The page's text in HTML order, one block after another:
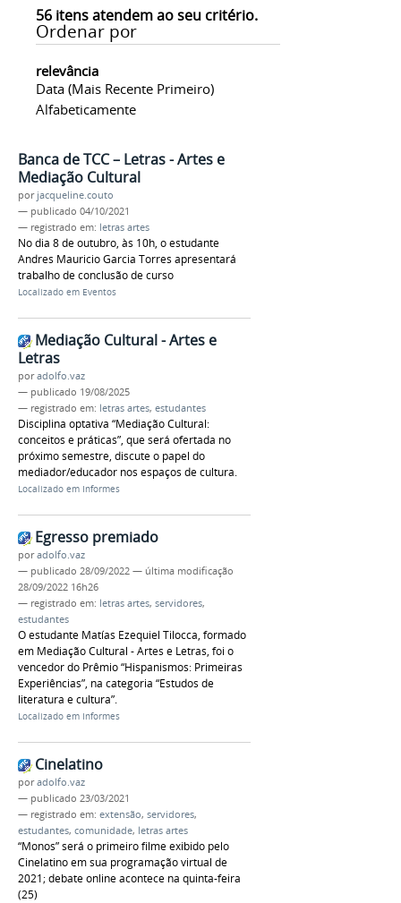
56 itens atendem ao seu critério.
Ordenar por
relevância
Data (mais Recente Primeiro)
Alfabeticamente
Banca de TCC – Letras - Artes e
Mediação Cultural
por jacqueline.couto
— publicado 04/10/2021
— registrado em: letras artes
No dia 8 de outubro, às 10h, o estudante
Andres Mauricio Garcia Torres apresentará
trabalho de conclusão de curso
Localizado em Eventos
Mediação Cultural - Artes e
Letras
poradolfo.vaz
— publicado 19/08/2025
— registrado em: letras artes, estudantes
Disciplina optativa “Mediação Cultural:
conceitos e práticas”, que será ofertada no
próximo semestre, discute o papel do
mediador/educador nos espaços de cultura.
Localizado em Informes
Egresso premiado
poradolfo.vaz
— publicado 28/09/2022 — última modificação
28/09/2022 16h26
— registrado em: letras artes, servidores,
estudantes
O estudante Matías Ezequiel Tilocca, formado
em Mediação Cultural - Artes e Letras, foi o
vencedor do Prêmio “Hispanismos: Primeiras
Experiências”, na categoria “Estudos de
literatura e cultura”.
Localizado em Informes
Cinelatino
poradolfo.vaz
— publicado 23/03/2021
— registrado em: extensão, servidores,
estudantes, comunidade, letras artes
“Monos” será o primeiro filme exibido pelo
Cinelatino em sua programação virtual de
2021; debate online acontece na quinta-feira
(25)